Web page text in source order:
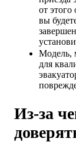
от этого
вы
Модель,
для
Из-за